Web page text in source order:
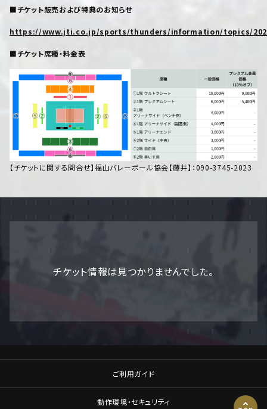
■チケット販売および特典のお知らせ
https://www.jti.co.jp/sports/thunders/information/topics/
■チケット席種・料金表
【チケットに関する問合せ】福山バレーボール協会【藤井】：090-3745-2023
チケット情報は見つかりませんでした。
ご利用ガイド
動作環境・セキュリティ